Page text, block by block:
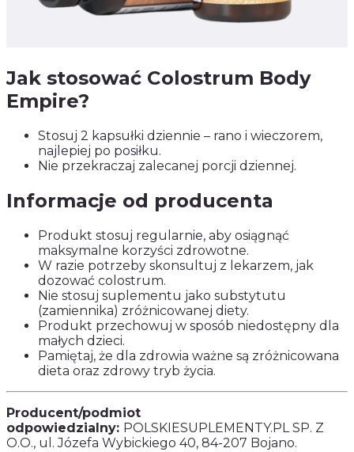
Jak stosować Colostrum Body
Empire?
Stosuj 2 kapsułki dziennie – rano i wieczorem,
najlepiej po posiłku.
Nie przekraczaj zalecanej porcji dziennej.
Informacje od producenta
Produkt stosuj regularnie, aby osiągnąć
maksymalne korzyści zdrowotne.
W razie potrzeby skonsultuj z lekarzem, jak
dozować colostrum.
Nie stosuj suplementu jako substytutu
(zamiennika) zróżnicowanej diety.
Produkt przechowuj w sposób niedostępny dla
małych dzieci.
Pamiętaj, że dla zdrowia ważne są zróżnicowana
dieta oraz zdrowy tryb życia.
Producent/podmiot
odpowiedzialny: POLSKIESUPLEMENTY.PL SP. Z
O.O., ul. Józefa Wybickiego 40, 84-207 Bojano.